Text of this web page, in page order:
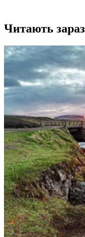
Читають зараз